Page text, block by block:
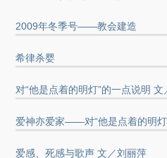
2009年冬季号——教会建造
希律杀婴
对“他是点着的明灯”的一点说明 文
爱神亦爱家——对“他是点着的明
爱感、死感与歌声 文／刘丽萍